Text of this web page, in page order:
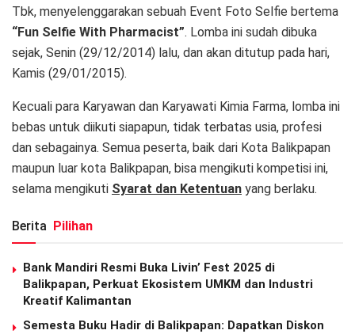
Tbk, menyelenggarakan sebuah Event Foto Selfie bertema
“Fun Selfie With Pharmacist”. Lomba ini sudah dibuka
sejak, Senin (29/12/2014) lalu, dan akan ditutup pada hari,
Kamis (29/01/2015).
Kecuali para Karyawan dan Karyawati Kimia Farma, lomba ini
bebas untuk diikuti siapapun, tidak terbatas usia, profesi
dan sebagainya. Semua peserta, baik dari Kota Balikpapan
maupun luar kota Balikpapan, bisa mengikuti kompetisi ini,
selama mengikuti Syarat dan Ketentuan yang berlaku.
Berita Pilihan
Bank Mandiri Resmi Buka Livin’ Fest 2025 di
Balikpapan, Perkuat Ekosistem UMKM dan Industri
Kreatif Kalimantan
Semesta Buku Hadir di Balikpapan: Dapatkan Diskon